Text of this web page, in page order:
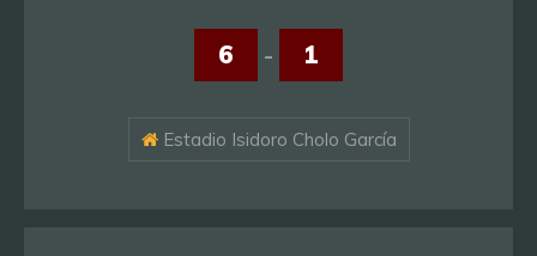
6 - 1
Estadio Isidoro Cholo García